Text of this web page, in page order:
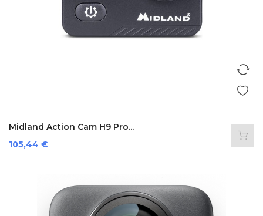
Midland Action Cam H9 Pro...
Prezzo
105,44 €